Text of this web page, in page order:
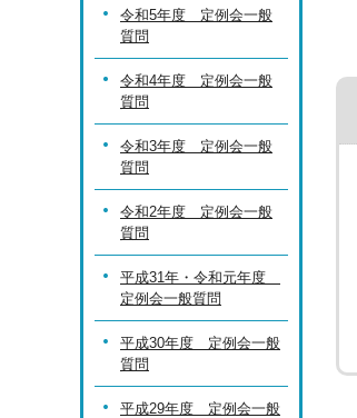
令和5年度 定例会一般
質問
令和4年度 定例会一般
質問
令和3年度 定例会一般
質問
令和2年度 定例会一般
質問
平成31年・令和元年度
定例会一般質問
平成30年度 定例会一般
質問
平成29年度 定例会一般